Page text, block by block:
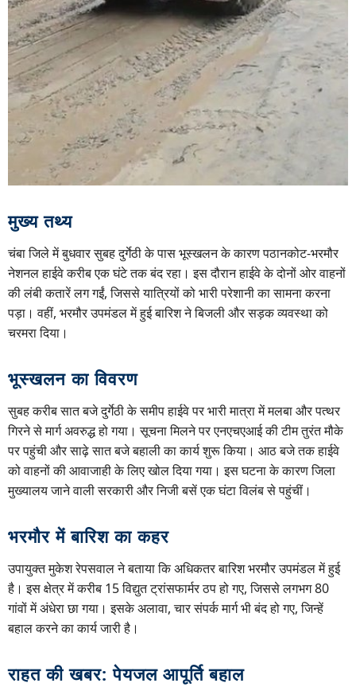
मुख्य तथ्य
चंबा जिले में बुधवार सुबह दुर्गेठी के पास भूस्खलन के कारण पठानकोट-भरमौर
नेशनल हाईवे करीब एक घंटे तक बंद रहा। इस दौरान हाईवे के दोनों ओर वाहनों
की लंबी कतारें लग गईं, जिससे यात्रियों को भारी परेशानी का सामना करना
पड़ा। वहीं, भरमौर उपमंडल में हुई बारिश ने बिजली और सड़क व्यवस्था को
चरमरा दिया।
भूस्खलन का विवरण
सुबह करीब सात बजे दुर्गेठी के समीप हाईवे पर भारी मात्रा में मलबा और पत्थर
गिरने से मार्ग अवरुद्ध हो गया। सूचना मिलने पर एनएचएआई की टीम तुरंत मौके
पर पहुंची और साढ़े सात बजे बहाली का कार्य शुरू किया। आठ बजे तक हाईवे
को वाहनों की आवाजाही के लिए खोल दिया गया। इस घटना के कारण जिला
मुख्यालय जाने वाली सरकारी और निजी बसें एक घंटा विलंब से पहुंचीं।
भरमौर में बारिश का कहर
उपायुक्त मुकेश रेपसवाल ने बताया कि अधिकतर बारिश भरमौर उपमंडल में हुई
है। इस क्षेत्र में करीब 15 विद्युत ट्रांसफार्मर ठप हो गए, जिससे लगभग 80
गांवों में अंधेरा छा गया। इसके अलावा, चार संपर्क मार्ग भी बंद हो गए, जिन्हें
बहाल करने का कार्य जारी है।
राहत की खबर: पेयजल आपूर्ति बहाल